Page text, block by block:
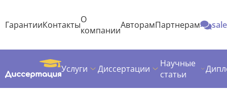
ГарантииКонтактыО
компанииАвторамПартнерам
Услуги Диссертации
Научные
статьи
ДиссертацияТемы магистерских диссертаций